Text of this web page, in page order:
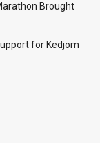
Brought
for Kedjom